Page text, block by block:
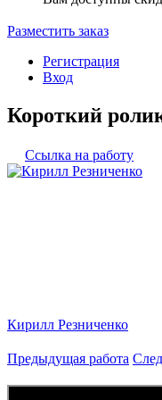
Разместить заказ
Регистрация
Вход
Короткий
Ссылка на работу
Кирилл Резниченко
Предыдущая работа